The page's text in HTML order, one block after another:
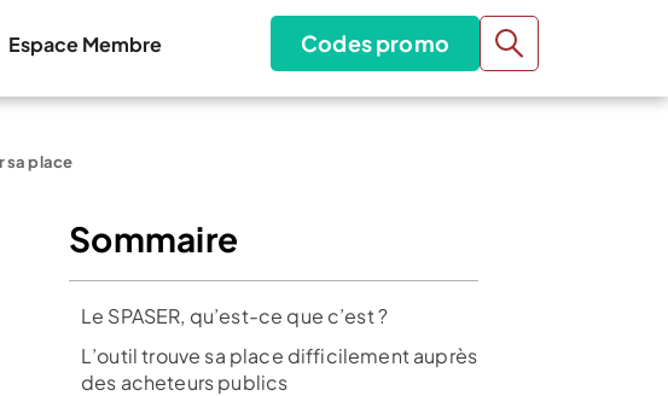
Espace Membre Codes promo
sa place
Sommaire
Le SPASER, qu’est-ce que c’est ?
L’outil trouve sa place difficilement auprès
des acheteurs publics